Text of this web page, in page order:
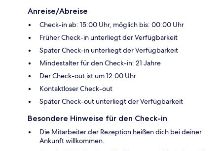
Anreise/Abreise
Check-in ab: 15:00 Uhr, möglich bis: 00:00 Uhr
Früher Check-in unterliegt der Verfügbarkeit
Später Check-in unterliegt der Verfügbarkeit
Mindestalter für den Check-in: 21 Jahre
Der Check-out ist um 12:00 Uhr
Kontaktloser Check-out
Später Check-out unterliegt der Verfügbarkeit
Besondere Hinweise für den Check-in
Die Mitarbeiter der Rezeption heißen dich bei deiner
Ankunft willkommen.